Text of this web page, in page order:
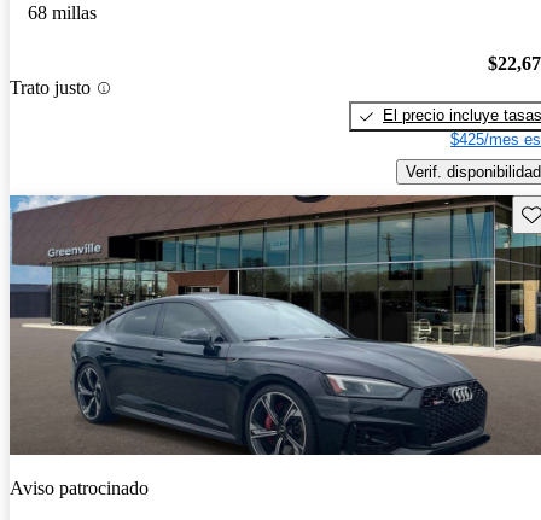
68 millas
Trato justo
El precio incluye tasas
$425/mes
Verif. disponibilidad
Aviso patrocinado